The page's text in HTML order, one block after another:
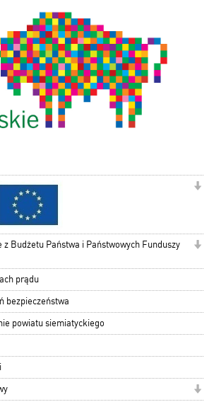
z Budżetu Państwa i Państwowych Funduszy
prądu
bezpieczeństwa
powiatu siemiatyckiego